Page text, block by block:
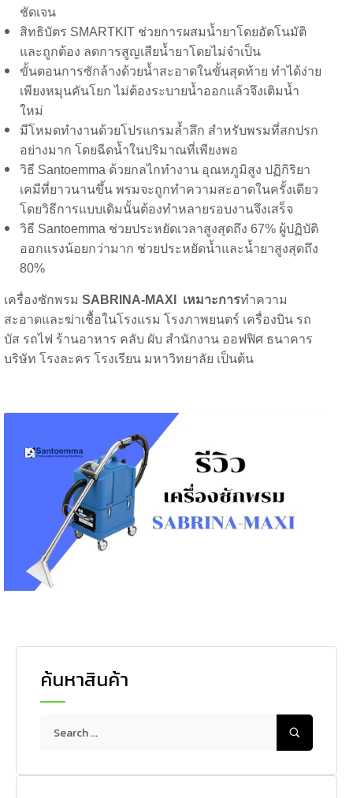
ค้นหาสินค้า
ชัดเจน
สิทธิบัตร SMARTKIT ช่วยการผสมน้ำยาโดยอัตโนมัติ
และถูกต้อง ลดการสูญเสียน้ำยาโดยไม่จำเป็น
ขั้นตอนการซักล้างด้วยน้ำสะอาดในขั้นสุดท้าย ทำได้ง่าย
เพียงหมุนคันโยก ไม่ต้องระบายน้ำออกแล้วจึงเติมน้ำ
ใหม่
มีโหมดทำงานด้วยโปรแกรมล้ำลึก สำหรับพรมที่สกปรก
อย่างมาก โดยฉีดน้ำในปริมาณที่เพียงพอ
วิธี Santoemma ด้วยกลไกทำงาน อุณหภูมิสูง ปฏิกิริยา
เคมีที่ยาวนานขึ้น พรมจะถูกทำความสะอาดในครั้งเดียว
โดยวิธีการแบบเดิมนั้นต้องทำหลายรอบงานจึงเสร็จ
วิธี Santoemma ช่วยประหยัดเวลาสูงสุดถึง 67% ผู้ปฏิบัติ
ออกแรงน้อยกว่ามาก ช่วยประหยัดน้ำและน้ำยาสูงสุดถึง
80%
เครื่องซักพรม SABRINA-MAXI เหมาะการทำความ
สะอาดและฆ่าเชื้อในโรงแรม โรงภาพยนตร์ เครื่องบิน รถ
บัส รถไฟ ร้านอาหาร คลับ ผับ สำนักงาน ออฟฟิศ ธนาคาร
บริษัท โรงละคร โรงเรียน มหาวิทยาลัย เป็นต้น